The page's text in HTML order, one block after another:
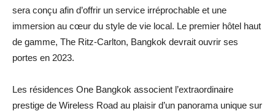
sera conçu afin d’offrir un service irréprochable et une
immersion au cœur du style de vie local. Le premier hôtel haut
de gamme, The Ritz-Carlton, Bangkok devrait ouvrir ses
portes en 2023.
Les résidences One Bangkok associent l’extraordinaire
prestige de Wireless Road au plaisir d’un panorama unique sur